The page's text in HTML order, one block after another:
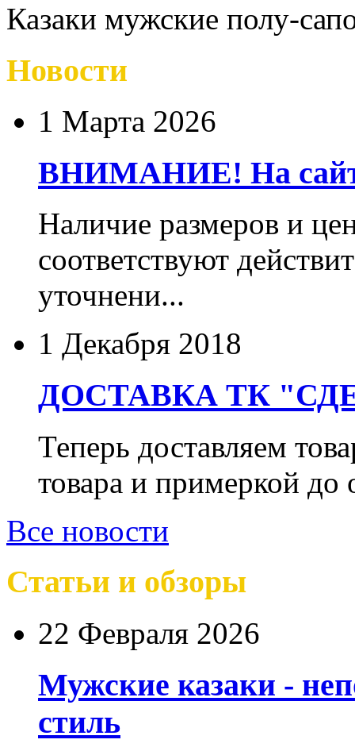
Казаки мужские полу-
Новости
1 Марта 2026
ВНИМАНИЕ! На сайте
Наличие размеров и
соответствуют
уточнени...
1 Декабря 2018
ДОСТАВКА ТК
Теперь доставляем
товара и примеркой
Все новости
Статьи и обзоры
22 Февраля 2026
Мужские казаки -
стиль